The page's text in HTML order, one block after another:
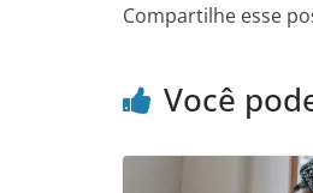
Compartilhe esse
Você